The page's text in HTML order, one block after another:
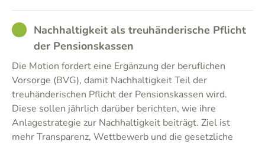
GOODNachhaltigkeit als treuhänderische Pflicht
der Pensionskassen
Die Motion fordert eine Ergänzung der beruflichen
Vorsorge (BVG), damit Nachhaltigkeit Teil der
treuhänderischen Pflicht der Pensionskassen wird.
Diese sollen jährlich darüber berichten, wie ihre
Anlagestrategie zur Nachhaltigkeit beiträgt. Ziel ist
mehr Transparenz, Wettbewerb und die gesetzliche